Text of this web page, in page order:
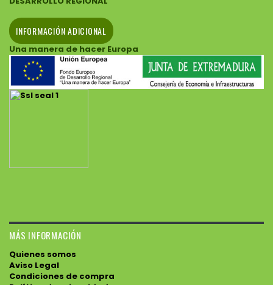
INFORMACIÓN ADICIONAL
Una manera de hacer Europa
MÁS INFORMACIÓN
Quienes somos
Aviso Legal
Condiciones de compra